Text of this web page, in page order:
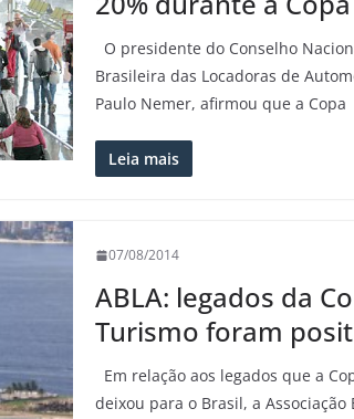
O presidente do Conselho
Brasileira das Locadoras de
Paulo Nemer, afirmou que a Copa
Leia mais
07/08/2014
ABLA: legados da
Turismo foram
Em relação aos legados que a
deixou para o Brasil, a Associação